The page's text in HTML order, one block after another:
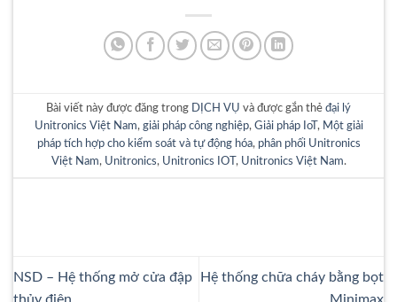
Bài viết này được đăng trong DỊCH VỤ và được gắn thẻ đại lý
Unitronics Việt Nam, giải pháp công nghiệp, Giải pháp IoT , Một giải
pháp tích hợp cho kiểm soát và tự động hóa, phân phối Unitronics
Việt Nam, Unitronics, Unitronics IOT , Unitronics Việt Nam.
NSD – Hệ thống mở cửa đập
Hệ thống chữa cháy bằng bọt